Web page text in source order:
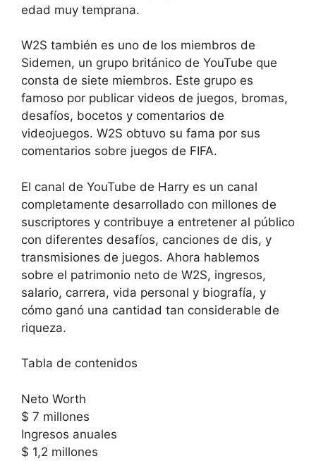
edad muy temprana.
W2S también es uno de los miembros de
Sidemen, un grupo británico de YouTube que
consta de siete miembros. Este grupo es
famoso por publicar videos de juegos, bromas,
desafíos, bocetos y comentarios de
videojuegos. W2S obtuvo su fama por sus
comentarios sobre juegos de FIFA.
El canal de YouTube de Harry es un canal
completamente desarrollado con millones de
suscriptores y contribuye a entretener al público
con diferentes desafíos, canciones de dis, y
transmisiones de juegos. Ahora hablemos
sobre el patrimonio neto de W2S, ingresos,
salario, carrera, vida personal y biografía, y
cómo ganó una cantidad tan considerable de
riqueza.
Tabla de contenidos
Neto Worth
$ 7 millones
Ingresos anuales
$ 1,2 millones